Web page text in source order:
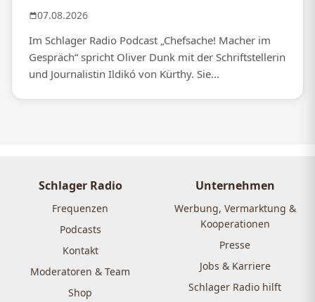
07.08.2026
Im Schlager Radio Podcast „Chefsache! Macher im
Gespräch“ spricht Oliver Dunk mit der Schriftstellerin
und Journalistin Ildikó von Kürthy. Sie...
Schlager Radio
Frequenzen
Podcasts
Kontakt
Moderatoren & Team
Shop
Unternehmen
Werbung, Vermarktung &
Kooperationen
Presse
Jobs & Karriere
Schlager Radio hilft